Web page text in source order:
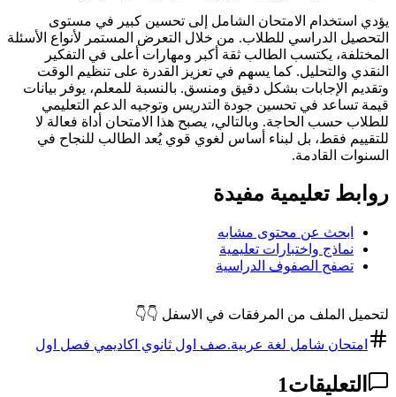
يؤدي استخدام الامتحان الشامل إلى تحسين كبير في مستوى
التحصيل الدراسي للطلاب. من خلال التعرض المستمر لأنواع الأسئلة
المختلفة، يكتسب الطالب ثقة أكبر ومهارات أعلى في التفكير
النقدي والتحليل. كما يسهم في تعزيز القدرة على تنظيم الوقت
وتقديم الإجابات بشكل دقيق ومنسق. بالنسبة للمعلم، يوفر بيانات
قيمة تساعد في تحسين جودة التدريس وتوجيه الدعم التعليمي
للطلاب حسب الحاجة. وبالتالي، يصبح هذا الامتحان أداة فعالة لا
للتقييم فقط، بل لبناء أساس لغوي قوي يُعد الطالب للنجاح في
السنوات القادمة.
روابط تعليمية مفيدة
ابحث عن محتوى مشابه
نماذج واختبارات تعليمية
تصفح الصفوف الدراسية
لتحميل الملف من المرفقات في الاسفل 👇👇
امتحان شامل لغة عربية.صف اول ثانوي اكاديمي فصل اول
التعليقات1